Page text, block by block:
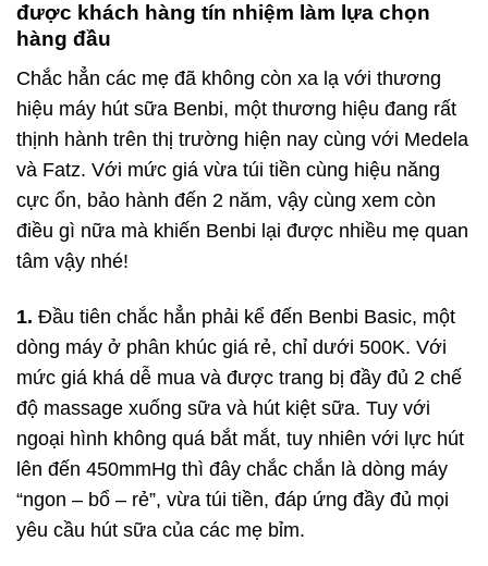
được khách hàng tín nhiệm làm lựa chọn
hàng đầu
Chắc hẳn các mẹ đã không còn xa lạ với thương
hiệu máy hút sữa Benbi, một thương hiệu đang rất
thịnh hành trên thị trường hiện nay cùng với Medela
và Fatz. Với mức giá vừa túi tiền cùng hiệu năng
cực ổn, bảo hành đến 2 năm, vậy cùng xem còn
điều gì nữa mà khiến Benbi lại được nhiều mẹ quan
tâm vậy nhé!
1. Đầu tiên chắc hẳn phải kể đến Benbi Basic, một
dòng máy ở phân khúc giá rẻ, chỉ dưới 500K. Với
mức giá khá dễ mua và được trang bị đầy đủ 2 chế
độ massage xuống sữa và hút kiệt sữa. Tuy với
ngoại hình không quá bắt mắt, tuy nhiên với lực hút
lên đến 450mmHg thì đây chắc chắn là dòng máy
“ngon – bổ – rẻ”, vừa túi tiền, đáp ứng đầy đủ mọi
yêu cầu hút sữa của các mẹ bỉm.